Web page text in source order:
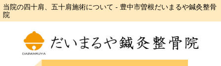
当院の四十肩、五十肩施術について - 豊中市曽根だいまるや鍼灸整骨
院